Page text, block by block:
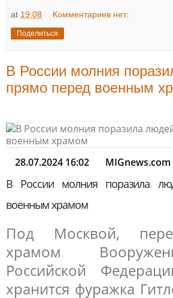
at 19:08 Комментариев нет:
Поделиться
В России молния
прямо перед военным
28.07.2024 16:02 MIGnews.com
В России молния поразила
военным храмом
Под Москвой,
храмом
Российской
хранится фуражка